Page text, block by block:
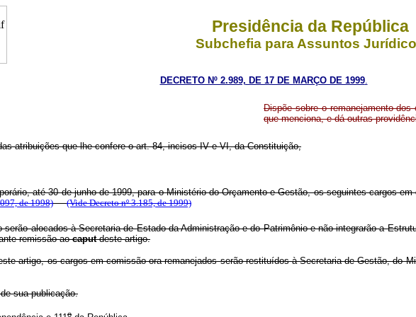
Presidência da República
Subchefia para Assuntos
DECRETO Nº 2.989, DE 17 DE MARÇO DE 1999.
Dispõe sobre o remanejamento
que menciona, e dá outras
atribuições que lhe confere o art. 84, incisos IV e VI, da Constituição,
até 30 de junho de 1999, para o Ministério do Orçamento e Gestão, os seguintes cargos
de 1998) (Vide Decreto nº 3.185, de 1999)
alocados à Secretaria de Estado da Administração e do Patrimônio e não integrarão a
remissão aocaputdeste artigo.
artigo, os cargos em comissão ora remanejados serão restituídos à Secretaria de Gestão, do
sua publicação.
o